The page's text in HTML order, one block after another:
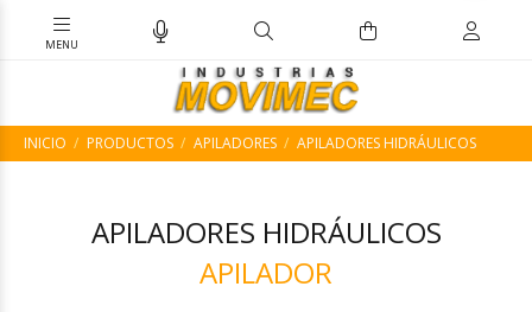
INICIO PRODUCTOS APILADORES APILADORES HIDRÁULICOS
APILADORES HIDRÁULICOS
APILADOR